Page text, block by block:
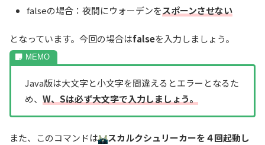
falseの場合：夜間にウォーデンをスポーンさせない
となっています。今回の場合はfalseを入力しましょう。
Java版は大文字と小文字を間違えるとエラーとなるた
め、 W、Sは必ず大文字で入力しましょう。
また、このコマンドは
スカルクシュリーカーを４回起動し